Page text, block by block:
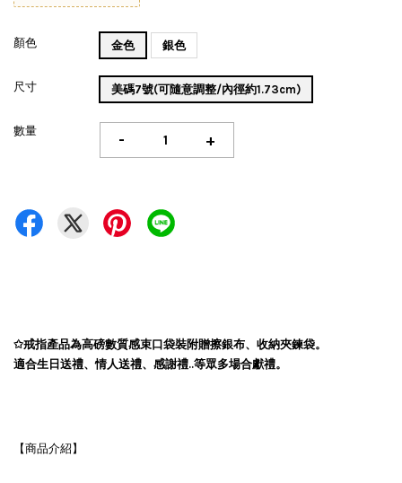
顏色 金色 銀色
尺寸 美碼7號(可隨意調整/內徑約1.73cm)
數量 - +
✩戒指產品為高磅數質感束口袋裝附贈擦銀布、收納夾鍊袋。
適合生日送禮、情人送禮、感謝禮..等眾多場合獻禮。
【商品介紹】